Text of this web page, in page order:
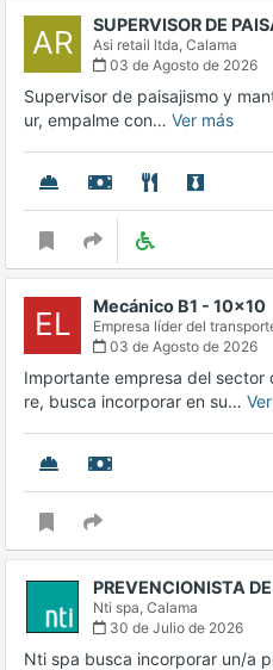
AR SUPERVISOR DE
Asi retail ltda, Calama
03 de Agosto de 2026
Supervisor de paisajismo y
ur, empalme con… Ver más
EL Mecánico B1 - 10x10
Empresa líder del
03 de Agosto de 2026
Importante empresa del
re, busca incorporar en su…
PREVENCIONISTA
Nti spa, Calama
30 de Julio de 2026
Nti spa busca incorporar un/a